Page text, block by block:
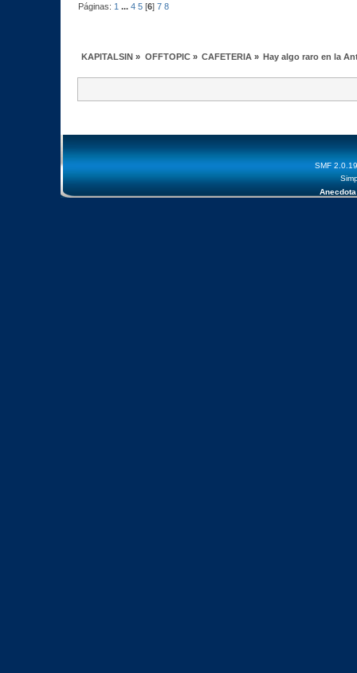
Páginas: 1 ...4 5 [6]7 8
KAPITALSIN » OFFTOPIC» CAFETERIA» Hay algo raro en la
SMF 2.0.19
Anecdota